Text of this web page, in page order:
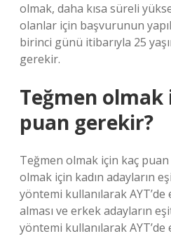
olmak, daha kısa süreli
olanlar için başvurunun
birinci günü itibarıyla 25
gerekir.
Teğmen olmak
puan gerekir?
Teğmen olmak için kaç
olmak için kadın adayların
yöntemi kullanılarak
alması ve erkek adayların
yöntemi kullanılarak